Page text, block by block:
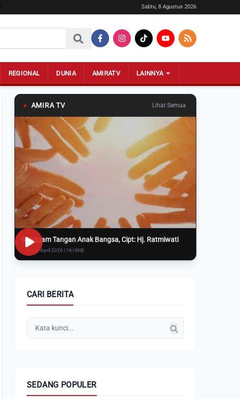
Sabtu, 8 Agustus 2026
REGIONAL DUNIA AMIRATV LAINNYA
● AMIRA TV Lihat Semua
Genggam Tangan Anak Bangsa, Cipt: Hj. Ratmiwati
Rabu, 8 April 2026 | 16:i WIB
CARI BERITA
SEDANG POPULER